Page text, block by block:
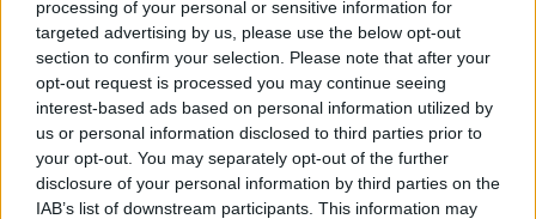
processing of your personal or sensitive information for
targeted advertising by us, please use the below opt-out
section to confirm your selection. Please note that after your
opt-out request is processed you may continue seeing
interest-based ads based on personal information utilized by
us or personal information disclosed to third parties prior to
your opt-out. You may separately opt-out of the further
disclosure of your personal information by third parties on the
IAB’s list of downstream participants. This information may
–API HLR Islande
–Numéro Virtuel Islande
– SMS OTP Islande